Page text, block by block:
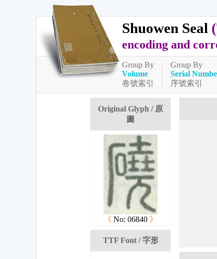
Shuowen Seal
encoding and
Group By
Volume
卷號索引
Group By
Serial
序號索引
Original Glyph / 原
圖
《 No: 06840 》
TTF Font / 字形